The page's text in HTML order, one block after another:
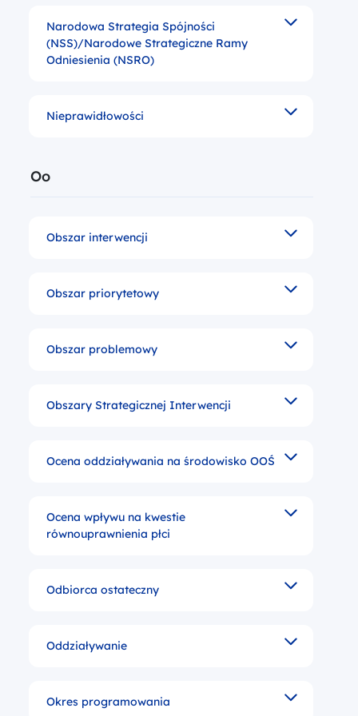
Narodowa Strategia Spójności
(NSS)/Narodowe Strategiczne Ramy
Odniesienia (NSRO)
Dokument określający strategię rozwoju
Nieprawidłowości
Rozbieżności w stosunku do uzgodnionego przez
Litera
Oo
Obszar interwencji
Grupa kategorii interwencji odpowiadająca
Obszar priorytetowy
Obszar lub dziedzina stanowiąca jedną z
Obszar problemowy
Obszar szczególnego zjawiska z zakresu
Obszary Strategicznej Interwencji
Wydzielone przestrzennie obszary administracyjne
Ocena oddziaływania na środowisko OOŚ
Badanie polegające na określeniu, opisie i ocenie
Ocena wpływu na kwestie
równouprawnienia płci
Analiza strategii politycznych i ustawodawstwa w
Odbiorca ostateczny
Podmiot lub osoba prywatna korzystające z
Oddziaływanie
Konsekwencje dla bezpośrednich adresatów po
Okres programowania
Wieloletni okres planowania budżetu Unii